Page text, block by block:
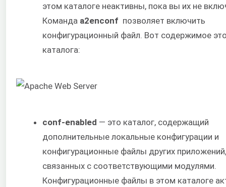
этом каталоге неактивны, пока вы их не
Команда a2enconf позволяет включить
конфигурационный файл. Вот содержимое
каталога:
conf-enabled — это каталог, содержащий
дополнительные локальные конфигурации и
конфигурационные файлы других приложений,
связанных с соответствующими модулями.
Конфигурационные файлы в этом каталоге